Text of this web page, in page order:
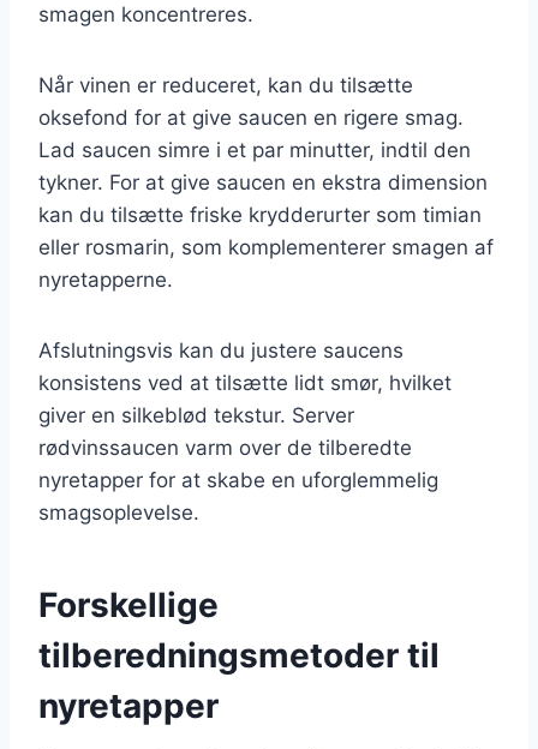
smagen koncentreres.
Når vinen er reduceret, kan du tilsætte
oksefond for at give saucen en rigere smag.
Lad saucen simre i et par minutter, indtil den
tykner. For at give saucen en ekstra dimension
kan du tilsætte friske krydderurter som timian
eller rosmarin, som komplementerer smagen af
nyretapperne.
Afslutningsvis kan du justere saucens
konsistens ved at tilsætte lidt smør, hvilket
giver en silkeblød tekstur. Server
rødvinssaucen varm over de tilberedte
nyretapper for at skabe en uforglemmelig
smagsoplevelse.
Forskellige
tilberedningsmetoder til
nyretapper